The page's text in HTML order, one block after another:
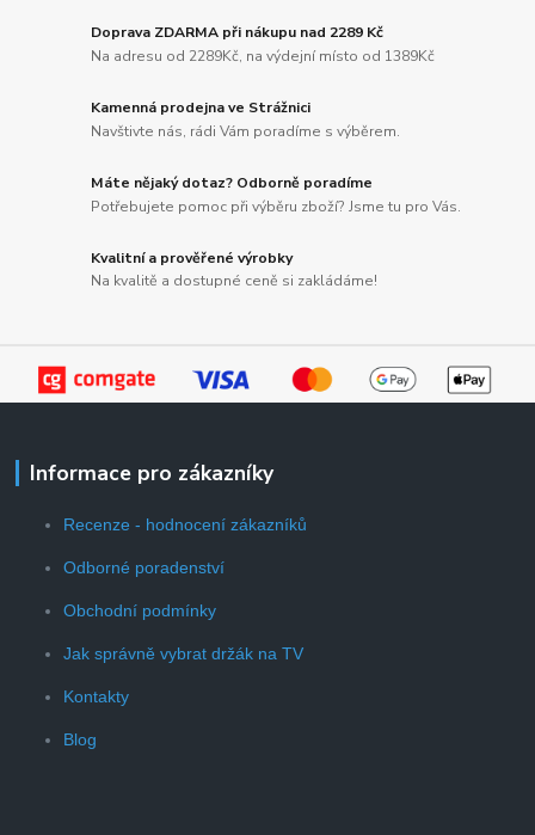
Doprava ZDARMA při nákupu nad 2289 Kč
Na adresu od 2289Kč, na výdejní místo od 1389Kč
Kamenná prodejna ve Strážnici
Navštivte nás, rádi Vám poradíme s výběrem.
Máte nějaký dotaz? Odborně poradíme
Potřebujete pomoc při výběru zboží? Jsme tu pro Vás.
Kvalitní a prověřené výrobky
Na kvalitě a dostupné ceně si zakládáme!
Informace pro zákazníky
Recenze - hodnocení zákazníků
Odborné poradenství
Obchodní podmínky
Jak správně vybrat držák na TV
Kontakty
Blog